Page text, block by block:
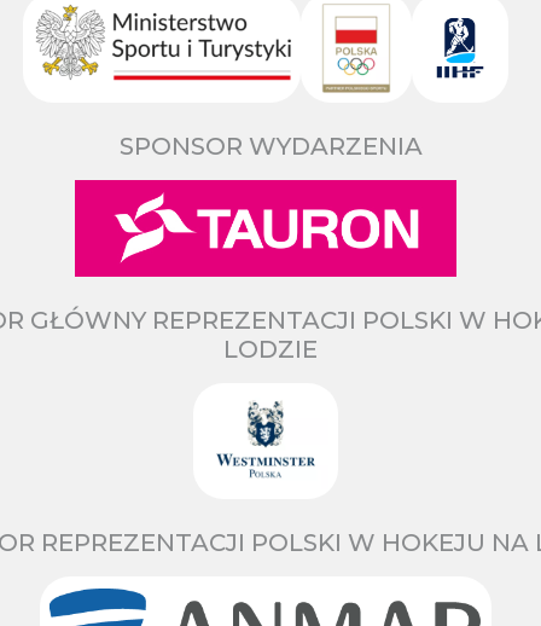
SPONSOR WYDARZENIA
GŁÓWNY REPREZENTACJI POLSKI W
LODZIE
REPREZENTACJI POLSKI W HOKEJU NA